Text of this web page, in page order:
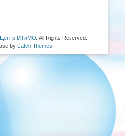
МТиМО . All Rights Reserved.
by Catch Themes